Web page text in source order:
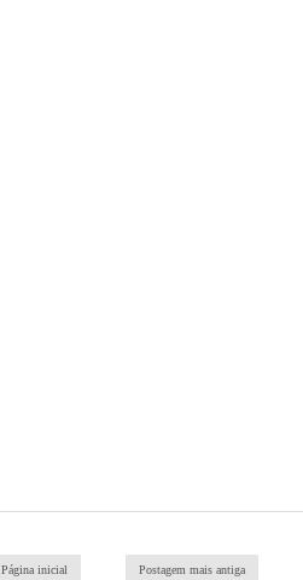
Postagem mais antiga
Página inicial